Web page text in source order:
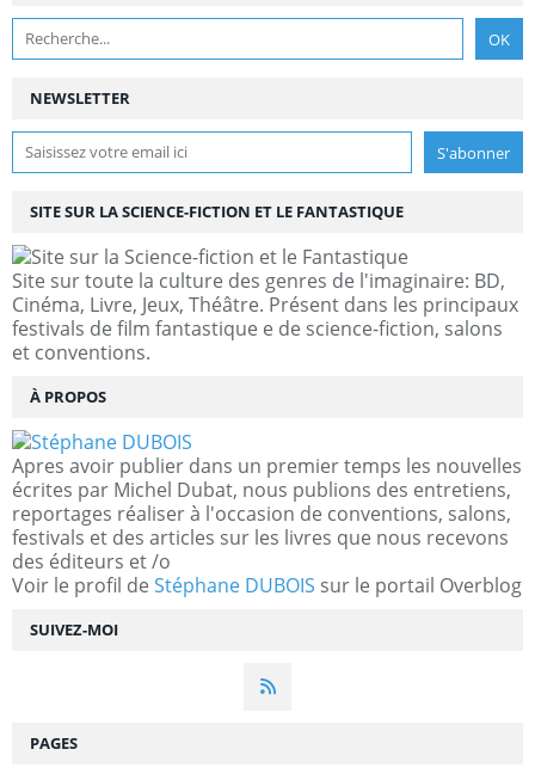
NEWSLETTER
SUIVEZ-MOI
SITE SUR LA SCIENCE-FICTION ET LE FANTASTIQUE
Site sur toute la culture des genres de l'imaginaire: BD,
Cinéma, Livre, Jeux, Théâtre. Présent dans les principaux
festivals de film fantastique e de science-fiction, salons
et conventions.
À PROPOS
Apres avoir publier dans un premier temps les nouvelles
écrites par Michel Dubat, nous publions des entretiens,
reportages réaliser à l'occasion de conventions, salons,
festivals et des articles sur les livres que nous recevons
des éditeurs et /o
Voir le profil de Stéphane DUBOIS sur le portail Overblog
PAGES